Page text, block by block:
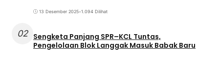
13 Desember 2025•1.094 Dilihat
02 Sengketa Panjang SPR–KCL Tuntas,
Pengelolaan Blok Langgak Masuk Babak Baru